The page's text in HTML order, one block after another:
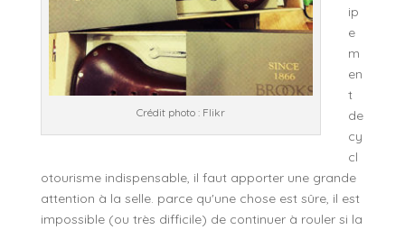
Crédit photo : Flikr
ip
e
m
en
t
de
cy
cl
otourisme indispensable, il faut apporter une grande
attention à la selle. parce qu'une chose est sûre, il est
impossible (ou très difficile) de continuer à rouler si la